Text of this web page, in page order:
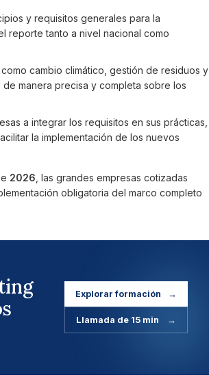
y requisitos generales para la
reporte tanto a nivel nacional como
cambio climático, gestión de residuos y
manera precisa y completa sobre los
a integrar los requisitos en sus prácticas,
la implementación de los nuevos
2026 , las grandes empresas cotizadas
obligatoria del marco completo
Explorar formación →
Llamada de 15 min →